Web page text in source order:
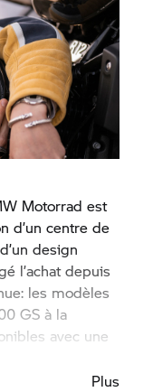
Motorrad est
d’un centre de
design
l’achat depuis
les modèles
GS à la
avec une
Plus